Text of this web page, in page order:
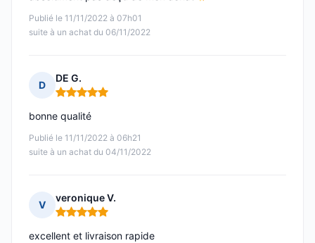
Publié le 11/11/2022 à 07h01
suite à un achat du 06/11/2022
D
DE G.
Note : 5 sur 5
Publié le 11/11/2022 à 06h21
suite à un achat du 04/11/2022
bonne qualité
V
veronique V.
Note : 5 sur 5
excellent et livraison rapide